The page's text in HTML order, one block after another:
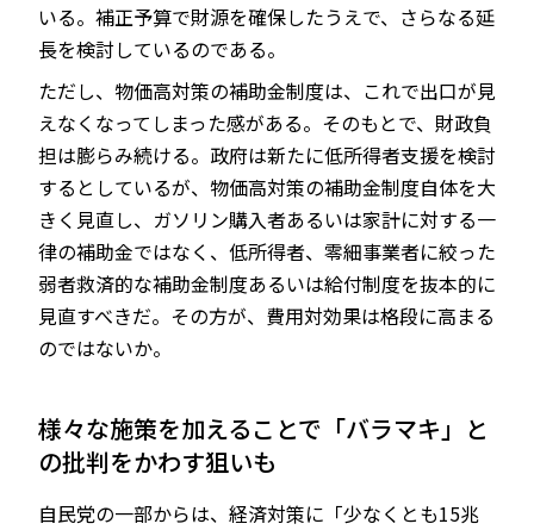
いる。補正予算で財源を確保したうえで、さらなる延
長を検討しているのである。
ただし、物価高対策の補助金制度は、これで出口が見
えなくなってしまった感がある。そのもとで、財政負
担は膨らみ続ける。政府は新たに低所得者支援を検討
するとしているが、物価高対策の補助金制度自体を大
きく見直し、ガソリン購入者あるいは家計に対する一
律の補助金ではなく、低所得者、零細事業者に絞った
弱者救済的な補助金制度あるいは給付制度を抜本的に
見直すべきだ。その方が、費用対効果は格段に高まる
のではないか。
様々な施策を加えることで「バラマキ」と
の批判をかわす狙いも
自民党の一部からは、経済対策に「少なくとも15兆